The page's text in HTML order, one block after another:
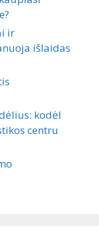
ir
išlaidas
kodėl
centru